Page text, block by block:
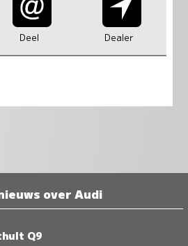
Deel Dealer
over Audi
Q9